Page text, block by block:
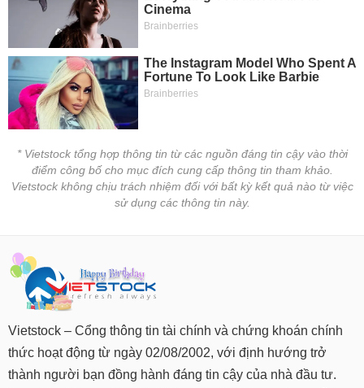
* Vietstock tổng hợp thông tin từ các nguồn đáng tin cậy vào thời
điểm công bố cho mục đích cung cấp thông tin tham khảo.
Vietstock không chịu trách nhiệm đối với bất kỳ kết quả nào từ việc
sử dụng các thông tin này.
Vietstock – Cổng thông tin tài chính và chứng khoán chính
thức hoạt động từ ngày 02/08/2002, với định hướng trở
thành người bạn đồng hành đáng tin cậy của nhà đầu tư.
TIỆN
BẤT
ĐỘNG
SẢN
Mã
Tất cả
Lãnh
(-)